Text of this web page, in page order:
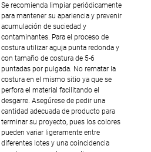
Se recomienda limpiar periódicamente
para mantener su apariencia y prevenir
acumulación de suciedad y
contaminantes. Para el proceso de
costura utilizar aguja punta redonda y
con tamaño de costura de 5-6
puntadas por pulgada. No rematar la
costura en el mismo sitio ya que se
perfora el material facilitando el
desgarre. Asegúrese de pedir una
cantidad adecuada de producto para
terminar su proyecto, pues los colores
pueden variar ligeramente entre
diferentes lotes y una coincidencia